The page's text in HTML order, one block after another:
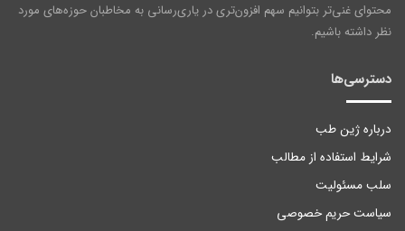
محتوای غنی‌تر بتوانیم سهم افزون‌تری در یاری‌رسانی به مخاطبان حوزه‌های مورد
نظر داشته باشیم.
دسترسی‌ها
درباره ژین طب
شرایط استفاده از مطالب
سلب مسئولیت
سیاست حریم خصوصی